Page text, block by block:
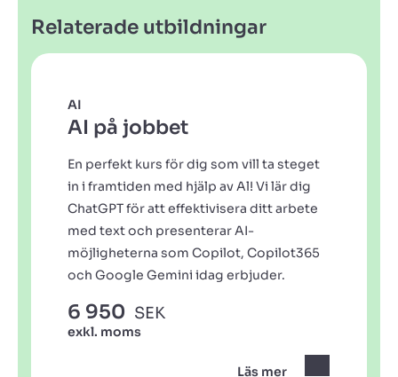
Relaterade utbildningar
AI
AI på jobbet
En perfekt kurs för dig som vill ta steget
in i framtiden med hjälp av Al! Vi lär dig
ChatGPT för att effektivisera ditt arbete
med text och presenterar AI-
möjligheterna som Copilot, Copilot365
och Google Gemini idag erbjuder.
6 950 SEK
exkl. moms
Läs mer